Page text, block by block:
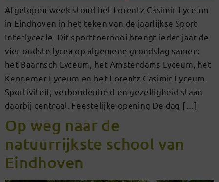
Afgelopen week stond het Lorentz Casimir Lyceum
in Eindhoven in het teken van de jaarlijkse Sport
Interlyceale. Dit sporttoernooi brengt ieder jaar de
vier oudste lycea op algemene grondslag samen:
het Baarnsch Lyceum, het Amsterdams Lyceum, het
Kennemer Lyceum en het Lorentz Casimir Lyceum.
Sportiviteit, verbondenheid en gezelligheid staan
daarbij centraal. Feestelijke opening De dag […]
Op weg naar de
natuurrijkste school van
Eindhoven